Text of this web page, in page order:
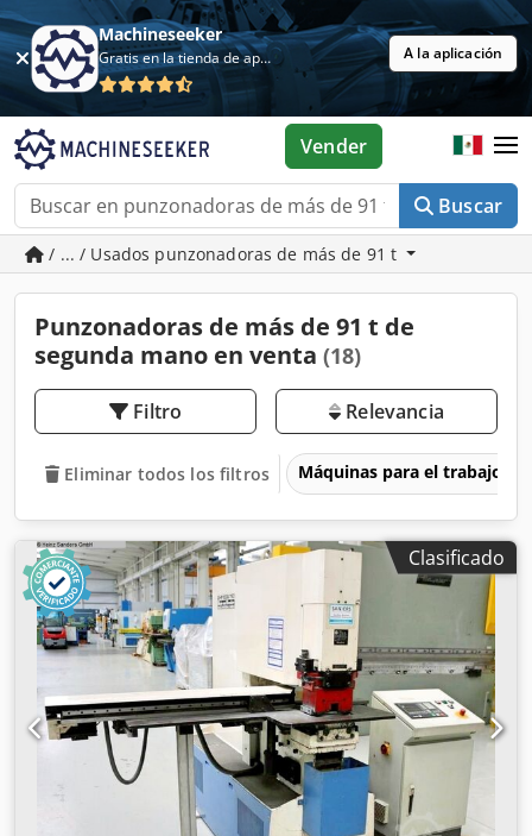
Machineseeker
Gratis en la tienda de aplicaciones A la aplicación
Buscar
Vender
/ ... / Usados punzonadoras de más de 91 t
Punzonadoras de más de 91 t de
segunda mano en venta (18)
Filtro Relevancia
Eliminar todos los filtros Máquinas para el trabajo
Clasificado